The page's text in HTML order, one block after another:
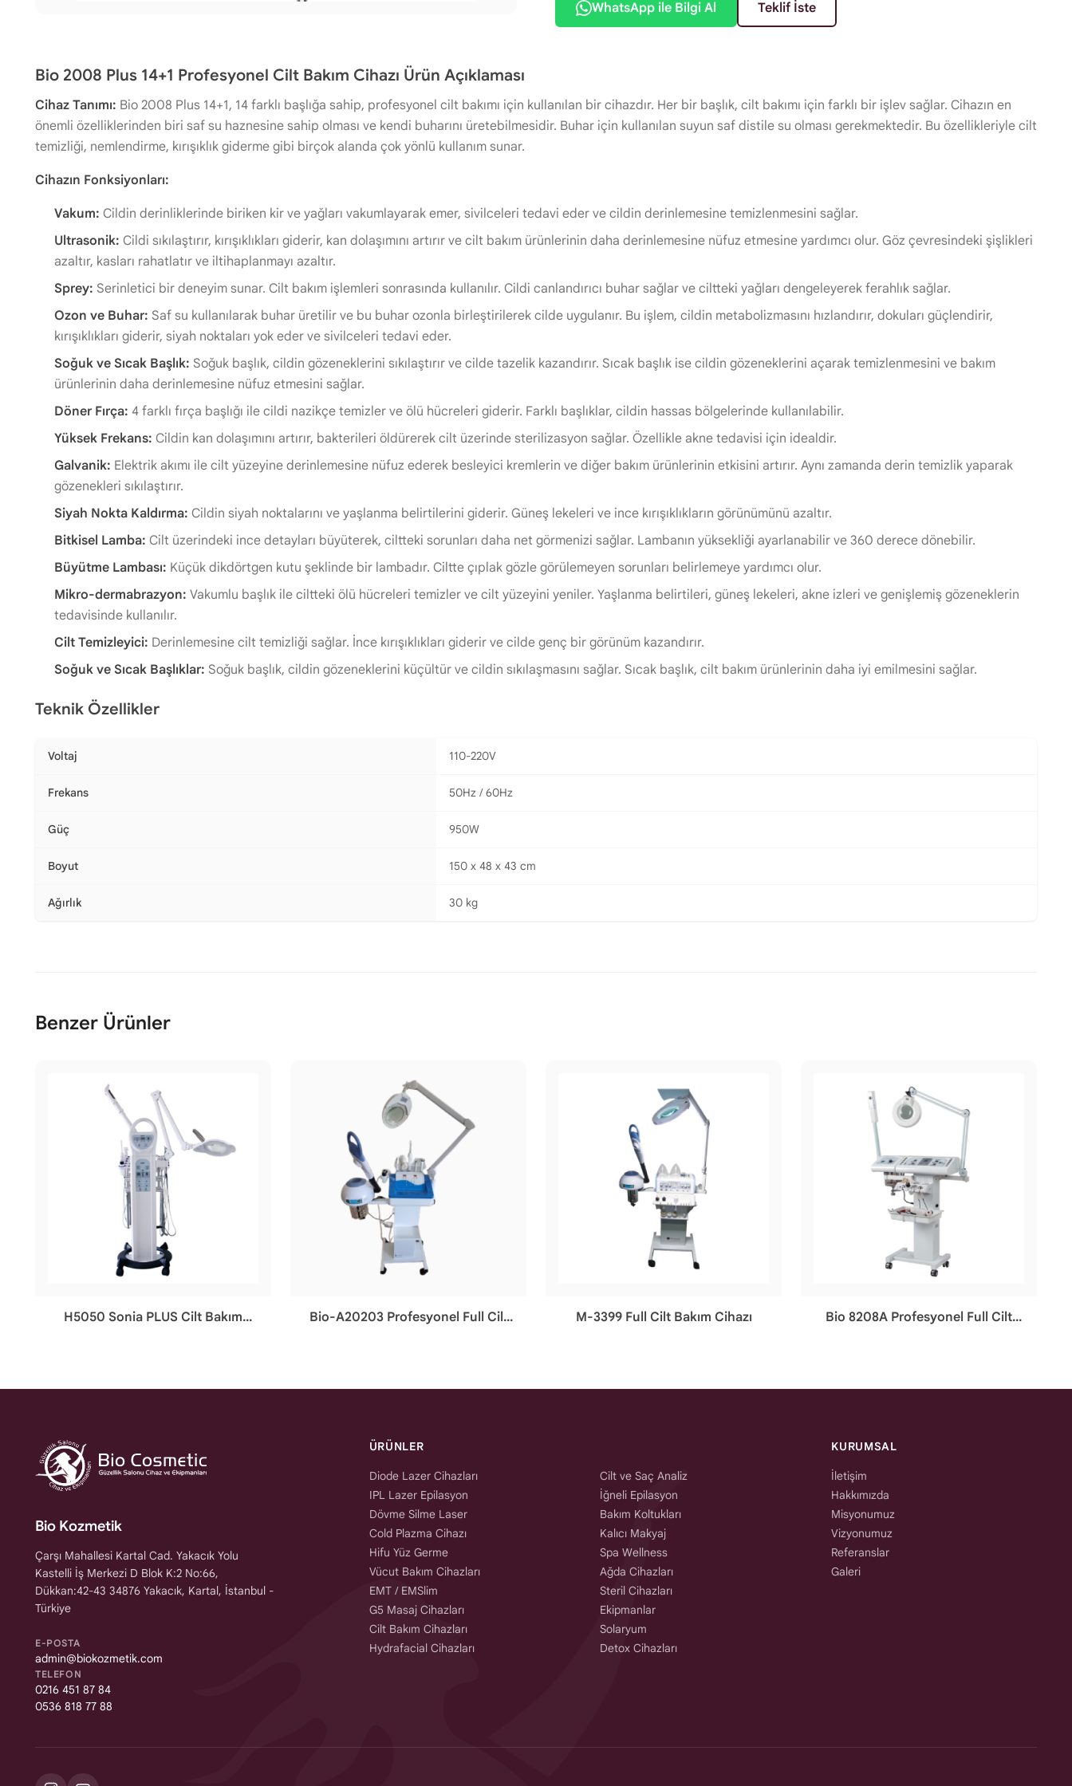
WhatsApp ile Bilgi Al Teklif İste
Bio 2008 Plus 14+1 Profesyonel Cilt Bakım Cihazı Ürün Açıklaması
Cihaz Tanımı: Bio 2008 Plus 14+1, 14 farklı başlığa sahip, profesyonel cilt bakımı için kullanılan bir cihazdır. Her bir başlık, cilt bakımı için farklı bir işlev sağlar. Cihazın en
önemli özelliklerinden biri saf su haznesine sahip olması ve kendi buharını üretebilmesidir. Buhar için kullanılan suyun saf distile su olması gerekmektedir. Bu özellikleriyle cilt
temizliği, nemlendirme, kırışıklık giderme gibi birçok alanda çok yönlü kullanım sunar.
Cihazın Fonksiyonları:
Vakum: Cildin derinliklerinde biriken kir ve yağları vakumlayarak emer, sivilceleri tedavi eder ve cildin derinlemesine temizlenmesini sağlar.
Ultrasonik: Cildi sıkılaştırır, kırışıklıkları giderir, kan dolaşımını artırır ve cilt bakım ürünlerinin daha derinlemesine nüfuz etmesine yardımcı olur. Göz çevresindeki şişlikleri
azaltır, kasları rahatlatır ve iltihaplanmayı azaltır.
Sprey: Serinletici bir deneyim sunar. Cilt bakım işlemleri sonrasında kullanılır. Cildi canlandırıcı buhar sağlar ve ciltteki yağları dengeleyerek ferahlık sağlar.
Ozon ve Buhar: Saf su kullanılarak buhar üretilir ve bu buhar ozonla birleştirilerek cilde uygulanır. Bu işlem, cildin metabolizmasını hızlandırır, dokuları güçlendirir,
kırışıklıkları giderir, siyah noktaları yok eder ve sivilceleri tedavi eder.
Soğuk ve Sıcak Başlık: Soğuk başlık, cildin gözeneklerini sıkılaştırır ve cilde tazelik kazandırır. Sıcak başlık ise cildin gözeneklerini açarak temizlenmesini ve bakım
ürünlerinin daha derinlemesine nüfuz etmesini sağlar.
Döner Fırça: 4 farklı fırça başlığı ile cildi nazikçe temizler ve ölü hücreleri giderir. Farklı başlıklar, cildin hassas bölgelerinde kullanılabilir.
Yüksek Frekans: Cildin kan dolaşımını artırır, bakterileri öldürerek cilt üzerinde sterilizasyon sağlar. Özellikle akne tedavisi için idealdir.
Galvanik: Elektrik akımı ile cilt yüzeyine derinlemesine nüfuz ederek besleyici kremlerin ve diğer bakım ürünlerinin etkisini artırır. Aynı zamanda derin temizlik yaparak
gözenekleri sıkılaştırır.
Siyah Nokta Kaldırma: Cildin siyah noktalarını ve yaşlanma belirtilerini giderir. Güneş lekeleri ve ince kırışıklıkların görünümünü azaltır.
Bitkisel Lamba: Cilt üzerindeki ince detayları büyüterek, ciltteki sorunları daha net görmenizi sağlar. Lambanın yüksekliği ayarlanabilir ve 360 derece dönebilir.
Büyütme Lambası: Küçük dikdörtgen kutu şeklinde bir lambadır. Ciltte çıplak gözle görülemeyen sorunları belirlemeye yardımcı olur.
Mikro-dermabrazyon: Vakumlu başlık ile ciltteki ölü hücreleri temizler ve cilt yüzeyini yeniler. Yaşlanma belirtileri, güneş lekeleri, akne izleri ve genişlemiş gözeneklerin
tedavisinde kullanılır.
Cilt Temizleyici: Derinlemesine cilt temizliği sağlar. İnce kırışıklıkları giderir ve cilde genç bir görünüm kazandırır.
Soğuk ve Sıcak Başlıklar: Soğuk başlık, cildin gözeneklerini küçültür ve cildin sıkılaşmasını sağlar. Sıcak başlık, cilt bakım ürünlerinin daha iyi emilmesini sağlar.
Teknik Özellikler
Voltaj 110-220V
Frekans 50Hz / 60Hz
Güç 950W
Boyut 150 x 48 x 43 cm
Ağırlık 30 kg
Benzer Ürünler
H5050 Sonia PLUS Cilt Bakım
Bio-A20203 Profesyonel Full Cilt
M-3399 Full Cilt Bakım Cihazı
Bio 8208A Profesyonel Full Cilt
Bio Kozmetik
Çarşı Mahallesi Kartal Cad. Yakacık Yolu
Kastelli İş Merkezi D Blok K:2 No:66,
Dükkan:42-43 34876 Yakacık, Kartal, İstanbul -
Türkiye
E-POSTA
admin@biokozmetik.com
TELEFON
0216 451 87 84
0536 818 77 88
ÜRÜNLER
Diode Lazer Cihazları
IPL Lazer Epilasyon
Dövme Silme Laser
Cold Plazma Cihazı
Hifu Yüz Germe
Vücut Bakım Cihazları
EMT / EMSlim
G5 Masaj Cihazları
Cilt Bakım Cihazları
Hydrafacial Cihazları
Cilt ve Saç Analiz
İğneli Epilasyon
Bakım Koltukları
Kalıcı Makyaj
Spa Wellness
Ağda Cihazları
Steril Cihazları
Ekipmanlar
Solaryum
Detox Cihazları
KURUMSAL
İletişim
Hakkımızda
Misyonumuz
Vizyonumuz
Referanslar
Galeri